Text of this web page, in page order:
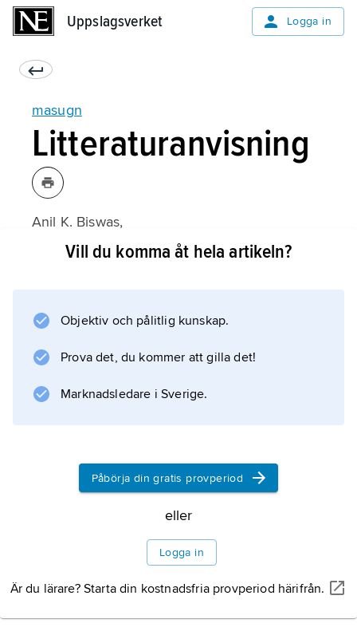
Uppslagsverket Logga in
masugn
Litteraturanvisning
Anil K. Biswas,
Principles of Blast Furnace Iron making
Vill du komma åt hela artikeln?
Objektiv och pålitlig kunskap.
Prova det, du kommer att gilla det!
Marknadsledare i Sverige.
Påbörja din gratis provperiod
eller
Logga in
Är du lärare? Starta din kostnadsfria provperiod härifrån.